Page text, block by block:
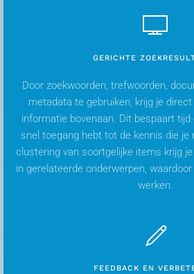
GERICHTE
Door zoekwoorden, trefwoorden,
metadata te gebruiken, krijg je
informatie bovenaan. Dit bespaart
snel toegang hebt tot de kennis die je
clustering van soortgelijke items krijg
in gerelateerde onderwerpen,
werken.
FEEDBACK EN